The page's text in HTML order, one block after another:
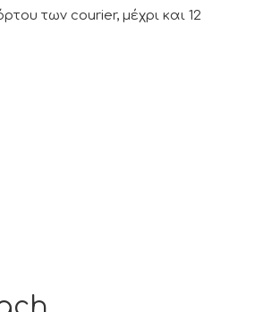
των courier, μέχρι και 12